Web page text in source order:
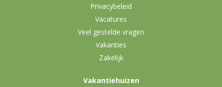
Privacybeleid
Vacatures
Veel gestelde vragen
Vakanties
Zakelijk
Vakantiehuizen